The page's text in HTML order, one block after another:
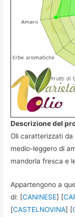
Descrizione del
Oli caratterizzati
medio-leggero di
mandorla fresca e
Appartengono a
di: [CANINESE] [
[CASTELNOVINA] [